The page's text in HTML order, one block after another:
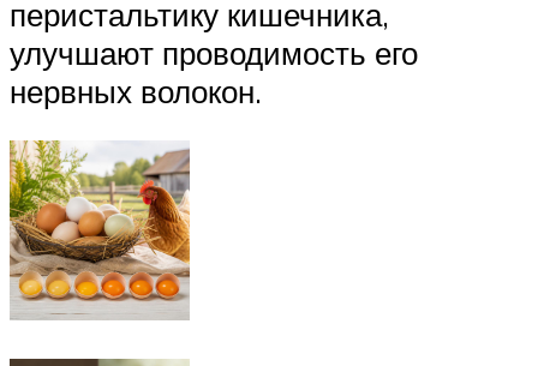
перистальтику кишечника,
улучшают проводимость его
нервных волокон.